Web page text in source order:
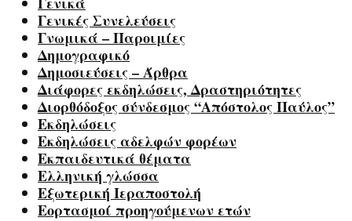
Γενικές Συνελεύσεις
Γνωμικά – Παροιμίες
Δημογραφικό
Δημοσιεύσεις – Άρθρα
Διάφορες εκδηλώσεις, Δραστηριότητες
Διορθόδοξος σύνδεσμος “Απόστολος Παύλος”
Εκδηλώσεις
Εκδηλώσεις αδελφών φορέων
Εκπαιδευτικά θέματα
Ελληνική γλώσσα
Εξωτερική Ιεραποστολή
Εορτασμοί προηγούμενων ετών